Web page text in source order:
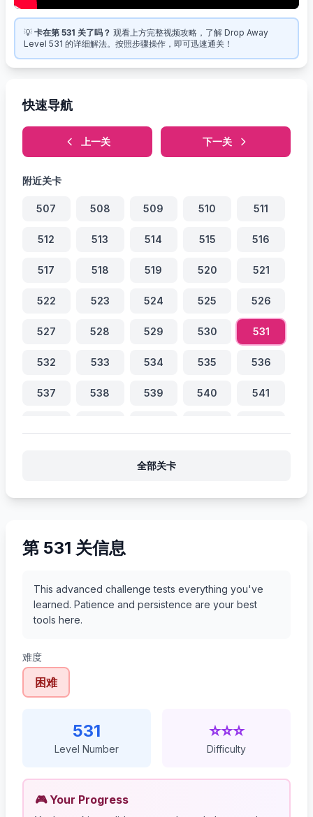
💡 卡在第 531 关了吗？ 观看上方完整视频攻略，了解 Drop Away
Level 531 的详细解法。按照步骤操作，即可迅速通关！
快速导航
上一关 下一关
附近关卡
507 508 509 510 511
512 513 514 515 516
517 518 519 520 521
522 523 524 525 526
527 528 529 530 531
532 533 534 535 536
537 538 539 540 541
全部关卡
第 531 关信息
This advanced challenge tests everything you've
learned. Patience and persistence are your best
tools here.
难度
困难
531
Level Number
⭐⭐⭐
Difficulty
🎮 Your Progress